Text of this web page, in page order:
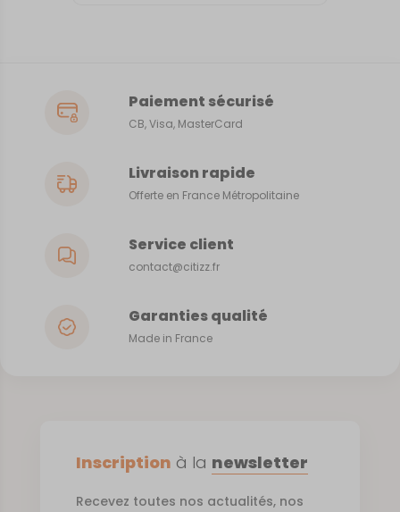
Paiement sécurisé
CB, Visa, MasterCard
Livraison rapide
Offerte en France Métropolitaine
Service client
contact@citizz.fr
Garanties qualité
Made in France
Inscription à la newsletter
Recevez toutes nos actualités, nos